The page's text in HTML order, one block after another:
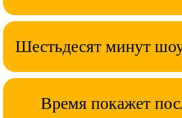
Шестьдесят минут шоу
Время покажет